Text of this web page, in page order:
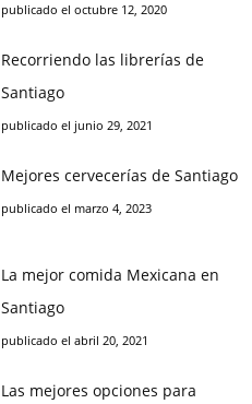
publicado el octubre 12, 2020
Recorriendo las librerías de
Santiago
publicado el junio 29, 2021
Mejores cervecerías de Santiago
publicado el marzo 4, 2023
La mejor comida Mexicana en
Santiago
publicado el abril 20, 2021
Las mejores opciones para